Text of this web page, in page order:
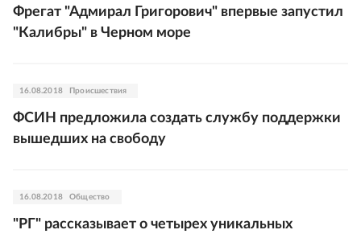
Фрегат "Адмирал Григорович" впервые запустил
"Калибры" в Черном море
16.08.2018 Происшествия
ФСИН предложила создать службу поддержки
вышедших на свободу
16.08.2018 Общество
"РГ" рассказывает о четырех уникальных